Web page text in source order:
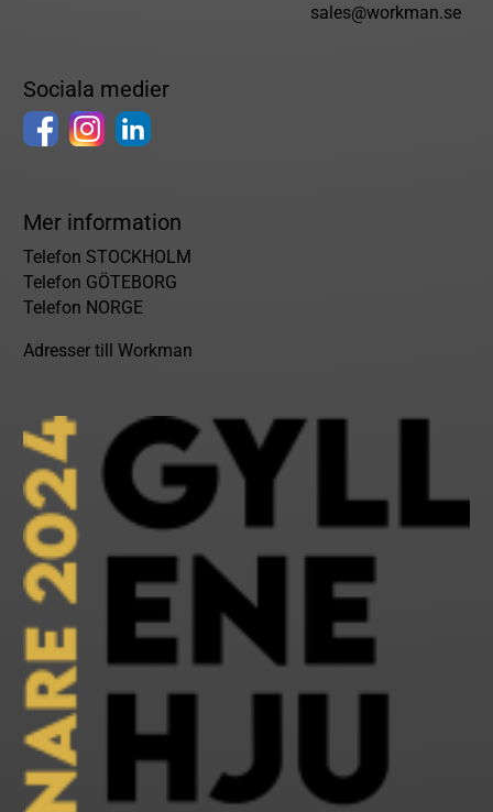
sales@workman.se
Sociala medier
Mer information
Telefon STOCKHOLM
Telefon GÖTEBORG
Telefon NORGE
Adresser till Workman